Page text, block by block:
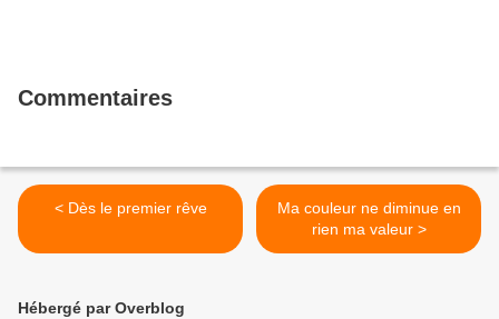
Commentaires
< Dès le premier rêve
Ma couleur ne diminue en
rien ma valeur >
Hébergé par Overblog